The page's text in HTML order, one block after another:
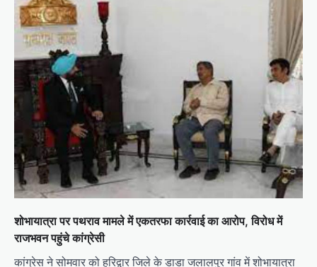
शोभायात्रा पर पथराव मामले में एकतरफा कार्रवाई का आरोप, विरोध में
राजभवन पहुंचे कांग्रेसी
कांग्रेस ने सोमवार को हरिद्वार जिले के डाडा जलालपुर गांव में शोभायात्रा